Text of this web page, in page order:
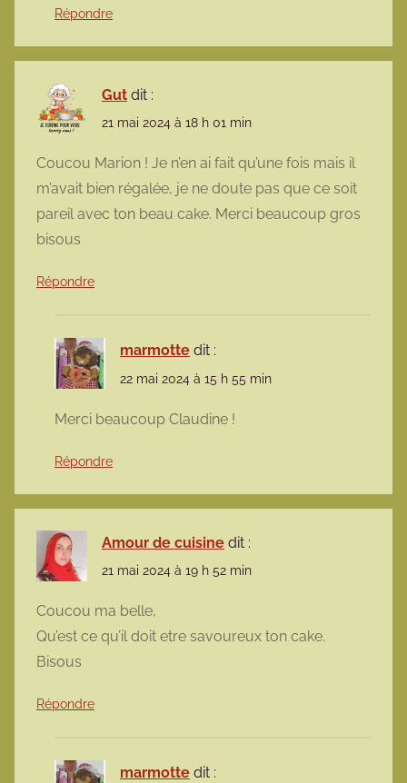
Répondre
Gut dit :
21 mai 2024 à 18 h 01 min
Coucou Marion ! Je n’en ai fait qu’une fois mais il
m’avait bien régalée, je ne doute pas que ce soit
pareil avec ton beau cake. Merci beaucoup gros
bisous
Répondre
marmotte dit :
22 mai 2024 à 15 h 55 min
Merci beaucoup Claudine !
Répondre
Amour de cuisine dit :
21 mai 2024 à 19 h 52 min
Coucou ma belle,
Qu’est ce qu’il doit etre savoureux ton cake.
Bisous
Répondre
marmotte dit :